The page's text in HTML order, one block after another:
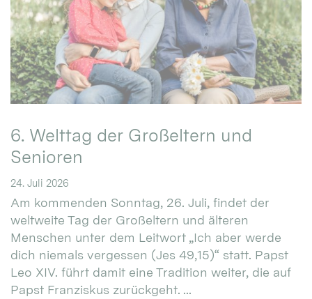
6. Welttag der Großeltern und
Senioren
24. Juli 2026
Am kommenden Sonntag, 26. Juli, findet der
weltweite Tag der Großeltern und älteren
Menschen unter dem Leitwort „Ich aber werde
dich niemals vergessen (Jes 49,15)“ statt. Papst
Leo XIV. führt damit eine Tradition weiter, die auf
Papst Franziskus zurückgeht. ...